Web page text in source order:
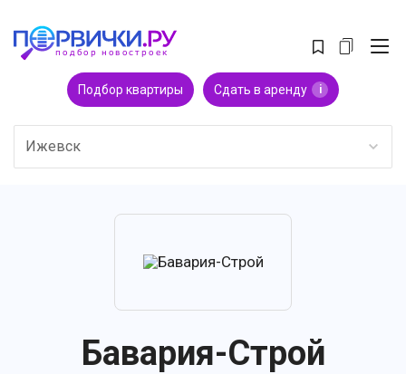
Подбор квартиры Сдать в аренду i
Ижевск
Бавария-Строй